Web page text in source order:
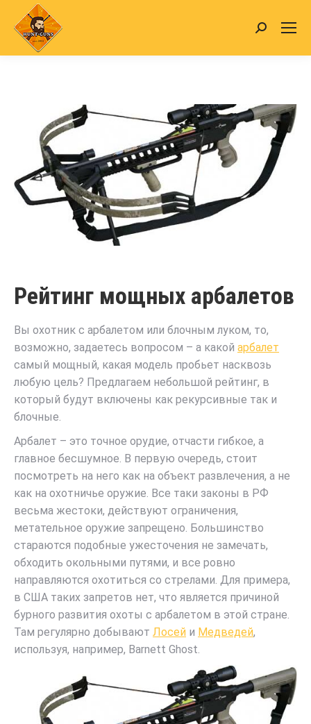
Search:
Рейтинг мощных арбалетов
Вы охотник с арбалетом или блочным луком, то,
возможно, задаетесь вопросом – а какой арбалет
самый мощный, какая модель пробьет насквозь
любую цель? Предлагаем небольшой рейтинг, в
который будут включены как рекурсивные так и
блочные.
Арбалет – это точное орудие, отчасти гибкое, а
главное бесшумное. В первую очередь, стоит
посмотреть на него как на объект развлечения, а не
как на охотничье оружие. Все таки законы в РФ
весьма жестоки, действуют ограничения,
метательное оружие запрещено. Большинство
стараются подобные ужесточения не замечать,
обходить окольными путями, и все ровно
направляются охотиться со стрелами. Для примера,
в США таких запретов нет, что является причиной
бурного развития охоты с арбалетом в этой стране.
Там регулярно добывают Лосей и Медведей,
используя, например, Barnett Ghost.